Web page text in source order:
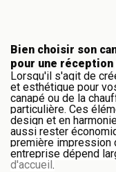
Bien choisir son
pour une
Lorsqu'il s'agit de
et esthétique pour
canapé ou de la
particulière. Ces
design et en
aussi rester
première impression
entreprise dépend
d'accueil.